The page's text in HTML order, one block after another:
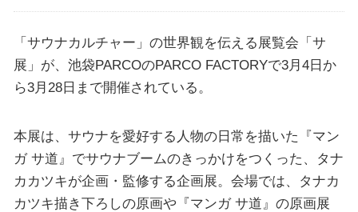
「サウナカルチャー」の世界観を伝える展覧会「サ
展」が、池袋PARCOのPARCO FACTORYで3月4日か
ら3月28日まで開催されている。
本展は、サウナを愛好する人物の日常を描いた『マン
ガ サ道』でサウナブームのきっかけをつくった、タナ
カカツキが企画・監修する企画展。会場では、タナカ
カツキ描き下ろしの原画や『マンガ サ道』の原画展